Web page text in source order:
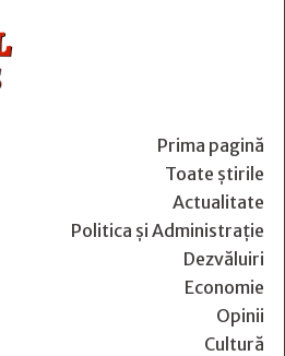
Prima pagină
Toate știrile
Actualitate
Politica și Administrație
Dezvăluiri
Economie
Opinii
Cultură